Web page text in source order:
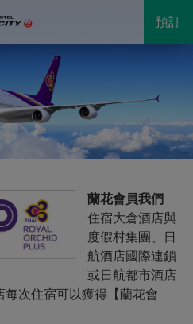
預訂
蘭花會員我們
住宿大倉酒店與
度假村集團、日
航酒店國際連鎖
或日航都市酒店
次住宿可以獲得【蘭花會